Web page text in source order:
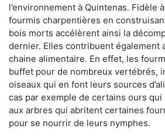
l’environnement à Quintenas. Fidèle
fourmis charpentières en
bois morts accélèrent ainsi la
dernier. Elles contribuent également
chaine alimentaire. En effet, les
buffet pour de nombreux vertébrés,
oiseaux qui en font leurs sources
cas par exemple de certains ours qui
aux arbres qui abritent certaines
pour se nourrir de leurs nymphes.